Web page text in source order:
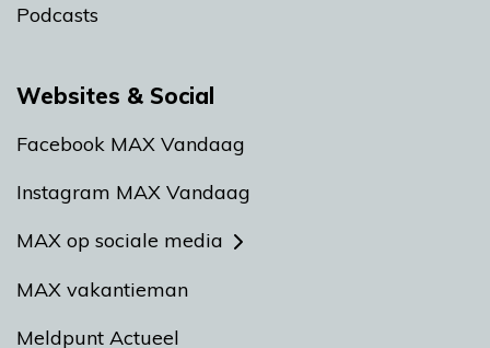
Podcasts
Websites & Social
Facebook MAX Vandaag
Instagram MAX Vandaag
MAX op sociale media
MAX vakantieman
Meldpunt Actueel